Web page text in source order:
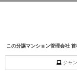
この分譲マンション管理会社
ジャ